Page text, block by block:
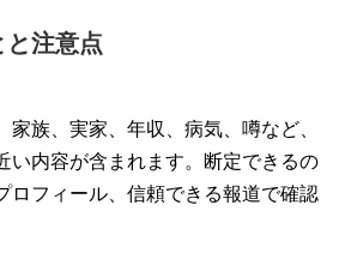
注意点
家族、実家、年収、病気、噂など、
い内容が含まれます。断定できるの
ロフィール、信頼できる報道で確認